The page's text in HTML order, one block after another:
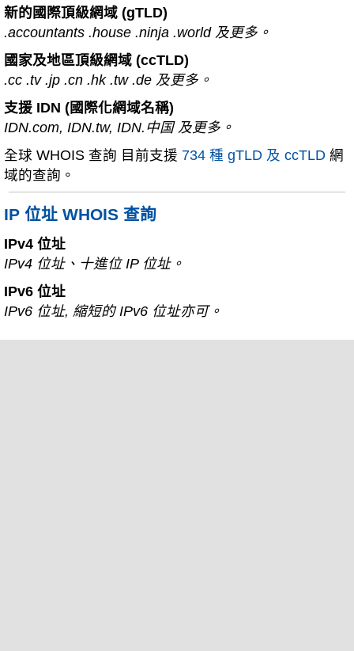
新的國際頂級網域 (gTLD)
.accountants .house .ninja .world 及更多。
國家及地區頂級網域 (ccTLD)
.cc .tv .jp .cn .hk .tw .de 及更多。
支援 IDN (國際化網域名稱)
IDN.com, IDN.tw, IDN.中国 及更多。
全球 WHOIS 查詢 目前支援 734 種 gTLD 及 ccTLD 網
域的查詢。
IP 位址 WHOIS 查詢
IPv4 位址
IPv4 位址、十進位 IP 位址。
IPv6 位址
IPv6 位址, 縮短的 IPv6 位址亦可。